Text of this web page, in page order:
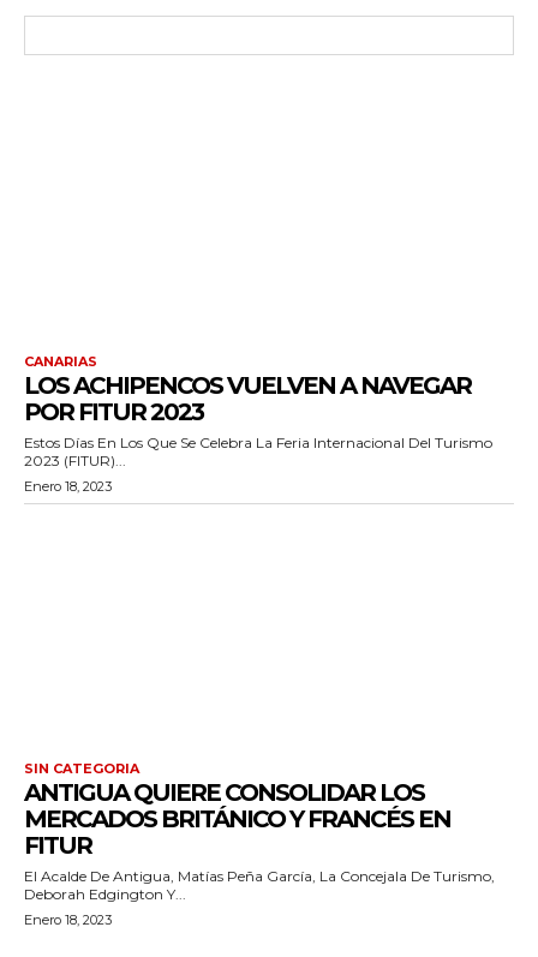
CANARIAS
LOS ACHIPENCOS VUELVEN A NAVEGAR
POR FITUR 2023
Estos Días En Los Que Se Celebra La Feria Internacional Del Turismo
2023 (FITUR)...
Enero 18, 2023
SIN CATEGORIA
ANTIGUA QUIERE CONSOLIDAR LOS
MERCADOS BRITÁNICO Y FRANCÉS EN
FITUR
El Acalde De Antigua, Matías Peña García, La Concejala De Turismo,
Deborah Edgington Y...
Enero 18, 2023